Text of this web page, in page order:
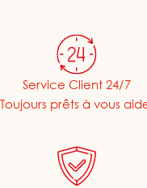
Service Client 24/7
Toujours prêts à vous